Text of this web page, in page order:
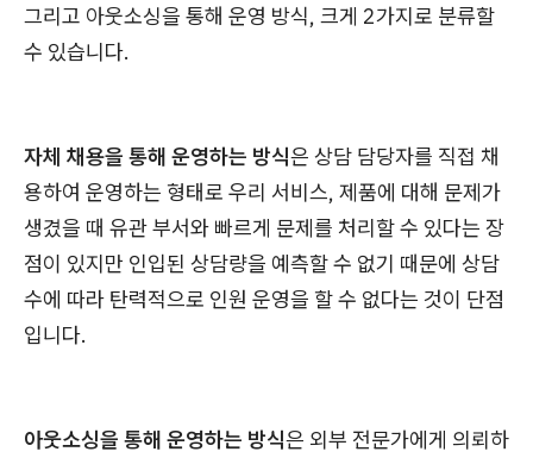
그리고 아웃소싱을 통해 운영 방식, 크게 2가지로 분류할
수 있습니다.
자체 채용을 통해 운영하는 방식은 상담 담당자를 직접 채
용하여 운영하는 형태로 우리 서비스, 제품에 대해 문제가
생겼을 때 유관 부서와 빠르게 문제를 처리할 수 있다는 장
점이 있지만 인입된 상담량을 예측할 수 없기 때문에 상담
수에 따라 탄력적으로 인원 운영을 할 수 없다는 것이 단점
입니다.
아웃소싱을 통해 운영하는 방식은 외부 전문가에게 의뢰하